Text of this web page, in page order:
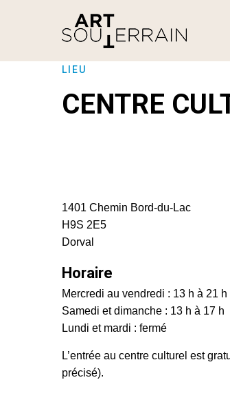
LIEU
CENTRE
1401 Chemin Bord-du-Lac
H9S 2E5
Dorval
Horaire
Mercredi au vendredi : 13 h à 21 h
Samedi et dimanche : 13 h à 17 h
Lundi et mardi : fermé
L’entrée au centre culturel est
précisé).